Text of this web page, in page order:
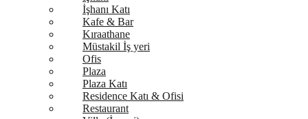
İşhanı Katı
Kafe & Bar
Kıraathane
Müstakil İş yeri
Ofis
Plaza
Plaza Katı
Residence Katı & Ofisi
Restaurant